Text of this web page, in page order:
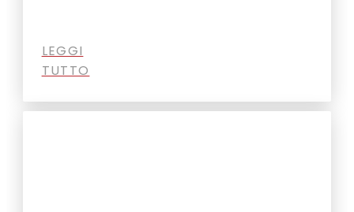
LEGGI
TUTTO